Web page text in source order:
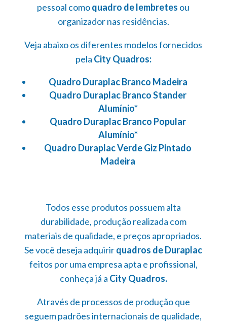
pessoal comoquadro de lembretes ou
organizador nas residências.
Veja abaixo os diferentes modelos fornecidos
pela City Quadros:
Quadro Duraplac Branco Madeira
Quadro Duraplac Branco Stander
Alumínio*
Quadro Duraplac Branco Popular
Alumínio*
Quadro Duraplac Verde Giz Pintado
Madeira
Todos esse produtos possuem alta
durabilidade, produção realizada com
materiais de qualidade, e preços apropriados.
Se você deseja adquirirquadros de Duraplac
feitos por uma empresa apta e profissional,
conheça já a City Quadros.
Através de processos de produção que
seguem padrões internacionais de qualidade,